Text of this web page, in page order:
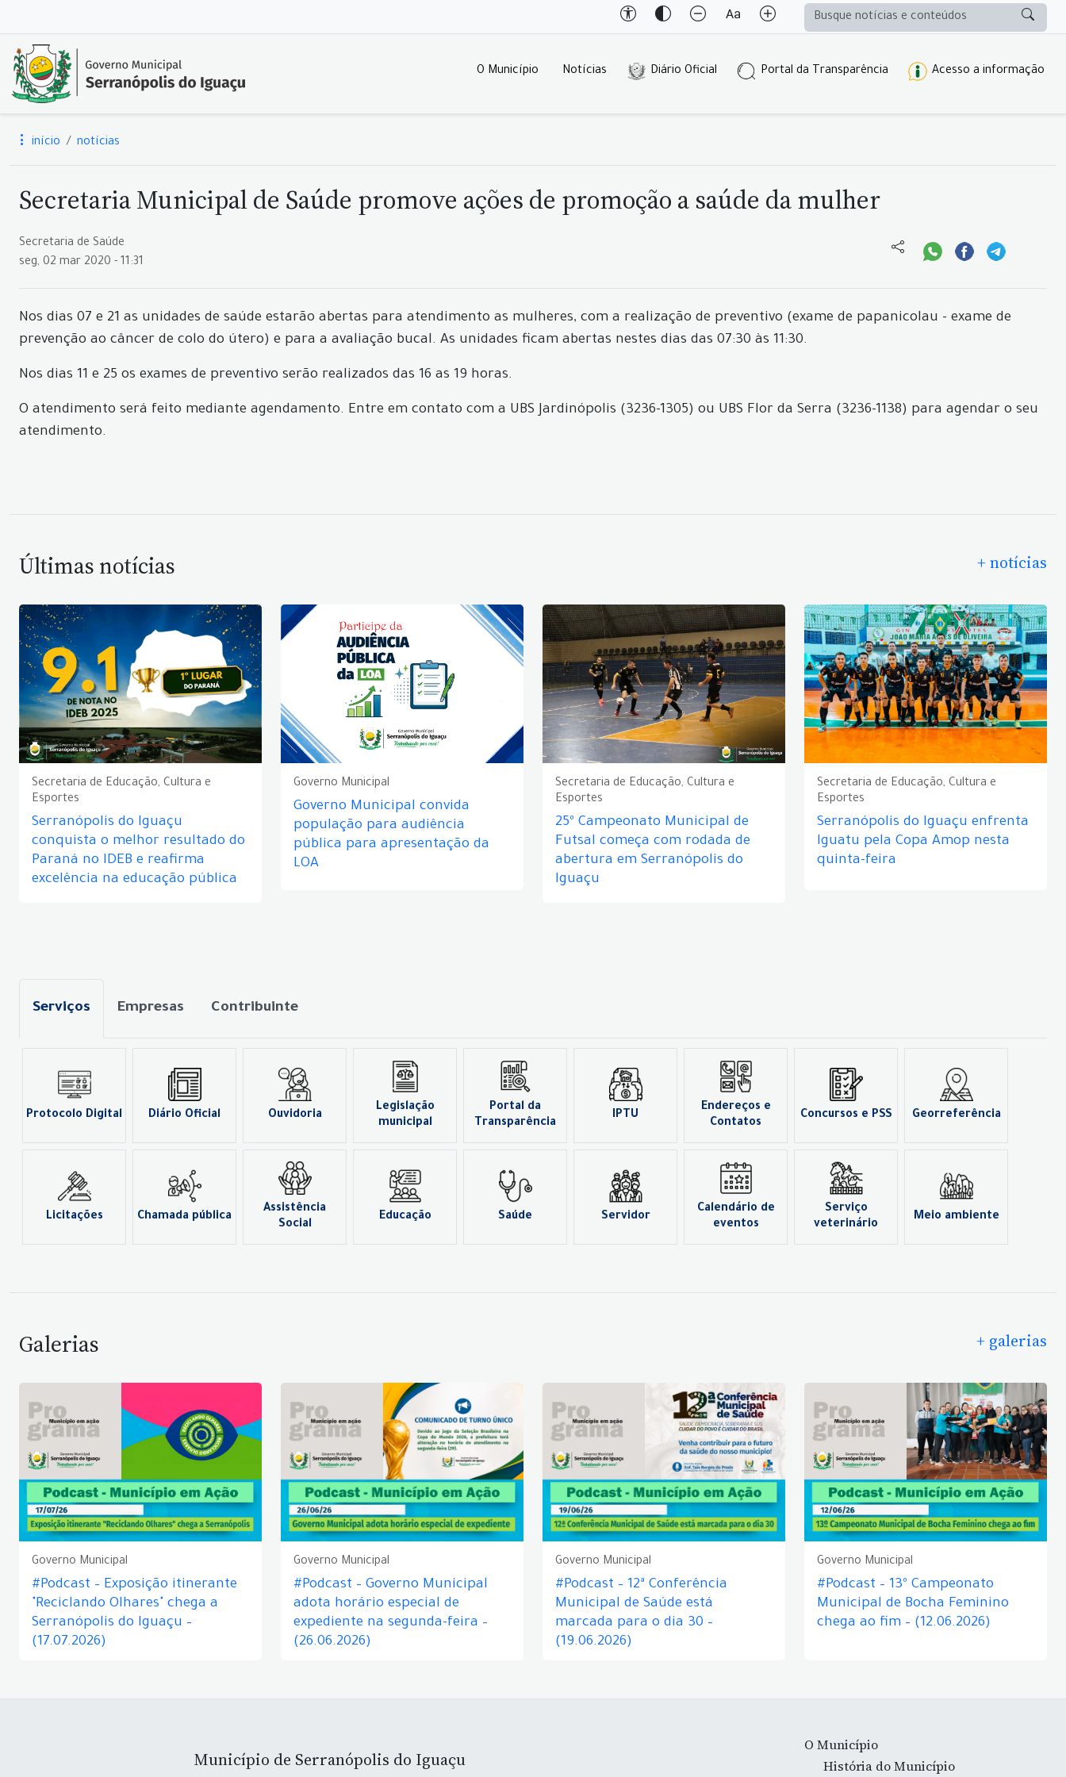
O Município Notícias Diário Oficial Portal da Transparência Acesso a informação
início notícias
Secretaria Municipal de Saúde promove ações de promoção a saúde da mulher
Secretaria de Saúde
seg, 02 mar 2020 - 11:31
Nos dias 07 e 21 as unidades de saúde estarão abertas para atendimento as mulheres, com a realização de preventivo (exame de papanicolau - exame de
prevenção ao câncer de colo do útero) e para a avaliação bucal. As unidades ficam abertas nestes dias das 07:30 às 11:30.
Nos dias 11 e 25 os exames de preventivo serão realizados das 16 as 19 horas.
O atendimento será feito mediante agendamento. Entre em contato com a UBS Jardinópolis (3236-1305) ou UBS Flor da Serra (3236-1138) para agendar o seu
atendimento.
Últimas notícias + notícias
Secretaria de Educação, Cultura e
Esportes
Serranópolis do Iguaçu
conquista o melhor resultado do
Paraná no IDEB e reafirma
excelência na educação pública
Governo Municipal
Governo Municipal convida
população para audiência
pública para apresentação da
LOA
Secretaria de Educação, Cultura e
Esportes
25º Campeonato Municipal de
Futsal começa com rodada de
abertura em Serranópolis do
Iguaçu
Secretaria de Educação, Cultura e
Esportes
Serranópolis do Iguaçu enfrenta
Iguatu pela Copa Amop nesta
quinta-feira
Serviços Empresas Contribuinte
Protocolo Digital Diário Oficial Ouvidoria
Legislação
municipal
Portal da
Transparência
IPTU
Endereços e
Contatos
Concursos e PSS Georreferência
Licitações Chamada pública
Assistência
Social
Educação Saúde Servidor
Calendário de
eventos
Serviço
veterinário
Meio ambiente
Galerias + galerias
Governo Municipal
#Podcast – Exposição itinerante
"Reciclando Olhares" chega a
Serranópolis do Iguaçu –
(17.07.2026)
Governo Municipal
#Podcast – Governo Municipal
adota horário especial de
expediente na segunda-feira –
(26.06.2026)
Governo Municipal
#Podcast – 12ª Conferência
Municipal de Saúde está
marcada para o dia 30 –
(19.06.2026)
Governo Municipal
#Podcast – 13º Campeonato
Municipal de Bocha Feminino
chega ao fim – (12.06.2026)
Município de Serranópolis do Iguaçu
O Município
História do Município